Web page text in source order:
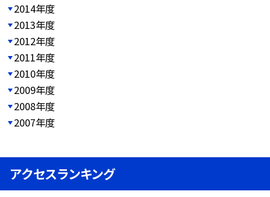
2014年度
2013年度
2012年度
2011年度
2010年度
2009年度
2008年度
2007年度
アクセスランキング